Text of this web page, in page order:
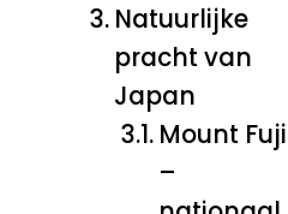
Natuurlijke
pracht van
Japan
Mount Fuji
–